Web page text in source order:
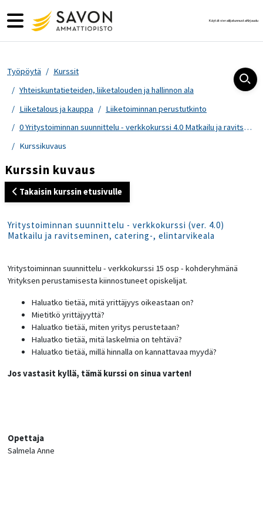
Sivupaneeli Käytät vierailijatunnustaKirjaudu
Työpöytä
Kurssit
Yhteiskuntatieteiden, liiketalouden ja hallinnon ala
Liiketalous ja kauppa
Liiketoiminnan perustutkinto
0 Yritystoiminnan suunnittelu - verkkokurssi 4.0 Matkailu ja ravitseminen, catering-, elintarvikeala
Kurssikuvaus
Kurssin kuvaus
Takaisin kurssin etusivulle
Yritystoiminnan suunnittelu - verkkokurssi (ver. 4.0)
Matkailu ja ravitseminen, catering-, elintarvikeala
Yritystoiminnan suunnittelu - verkkokurssi 15 osp - kohderyhmänä
Yrityksen perustamisesta kiinnostuneet opiskelijat.
Haluatko tietää, mitä yrittäjyys oikeastaan on?
Mietitkö yrittäjyyttä?
Haluatko tietää, miten yritys perustetaan?
Haluatko tietää, mitä laskelmia on tehtävä?
Haluatko tietää, millä hinnalla on kannattavaa myydä?
Jos vastasit kyllä, tämä kurssi on sinua varten!
Opettaja
Salmela Anne